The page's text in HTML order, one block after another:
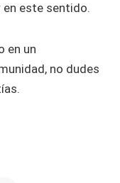
este sentido.
en un
no dudes